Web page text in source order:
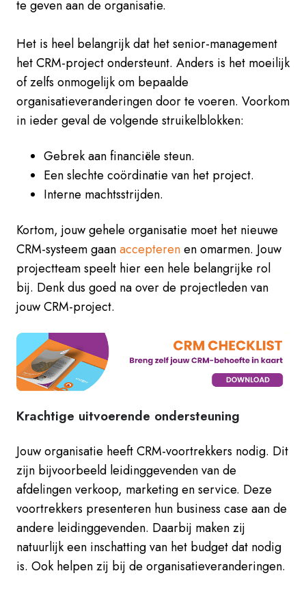
te geven aan de organisatie.
Het is heel belangrijk dat het senior-management
het CRM-project ondersteunt. Anders is het moeilijk
of zelfs onmogelijk om bepaalde
organisatieveranderingen door te voeren. Voorkom
in ieder geval de volgende struikelblokken:
Gebrek aan financiële steun.
Een slechte coördinatie van het project.
Interne machtsstrijden.
Kortom, jouw gehele organisatie moet het nieuwe
CRM-systeem gaanaccepterenen omarmen. Jouw
projectteam speelt hier een hele belangrijke rol
bij. Denk dus goed na over de projectleden van
jouw CRM-project.
Krachtige uitvoerende ondersteuning
Jouw organisatie heeft CRM-voortrekkers nodig. Dit
zijn bijvoorbeeld leidinggevenden van de
afdelingen verkoop, marketing en service. Deze
voortrekkers presenteren hun business case aan de
andere leidinggevenden. Daarbij maken zij
natuurlijk een inschatting van het budget dat nodig
is. Ook helpen zij bij de organisatieveranderingen.